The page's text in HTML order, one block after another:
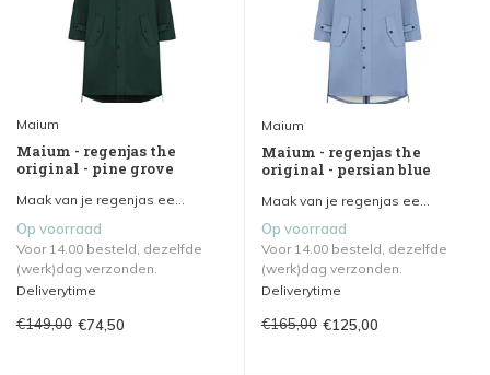
Maium
Maium - regenjas the
original - pine grove
Maak van je regenjas ee...
Op voorraad
Voor 14.00 besteld, dezelfde
(werk)dag verzonden.
Deliverytime
€149,00 €74,50
Maium
Maium - regenjas the
original - persian blue
Maak van je regenjas ee...
Op voorraad
Voor 14.00 besteld, dezelfde
(werk)dag verzonden.
Deliverytime
€165,00 €125,00